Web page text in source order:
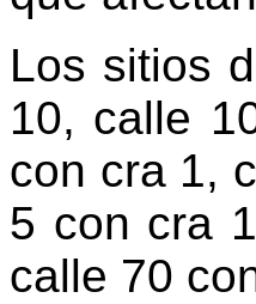
Los sitios
10, calle
con cra 1,
5 con cra
calle 70